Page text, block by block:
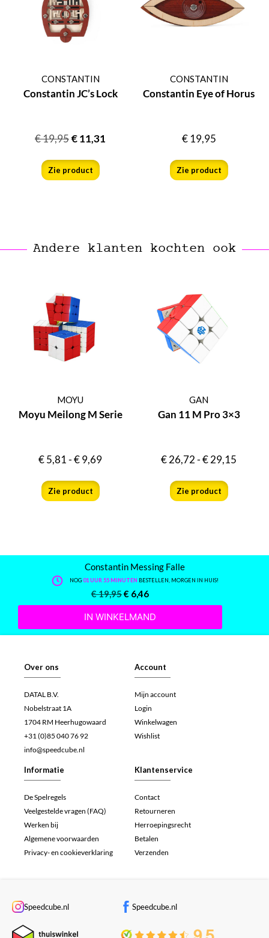
CONSTANTIN
Constantin JC’s Lock
€19,95€11,31
Zie product
CONSTANTIN
Constantin Eye of Horus
€19,95
Zie product
Andere klanten kochten ook
MOYU
Moyu Meilong M Serie
€5,81-€9,69
Zie product
GAN
Gan 11 M Pro 3×3
€26,72-€29,15
Zie product
Constantin Messing Falle
NOG01 UUR 55 MINUTEN BESTELLEN, MORGEN IN HUIS!
€19,95€ 6,46
IN WINKELMAND
Over ons
DATAL B.V.
Nobelstraat 1A
1704 RM Heerhugowaard
+31 (0)85 040 76 92
info@speedcube.nl
Account
Mijn account
Login
Winkelwagen
Wishlist
Informatie
De Spelregels
Veelgestelde vragen (FAQ)
Werken bij
Algemene voorwaarden
Privacy- en cookieverklaring
Klantenservice
Contact
Retourneren
Herroepingsrecht
Betalen
Verzenden
Speedcube.nl Speedcube.nl